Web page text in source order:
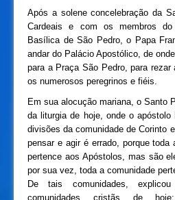
Após a solene concelebração da
Cardeais e com os membros do
Basílica de São Pedro, o Papa
andar do Palácio Apostólico, de
para a Praça São Pedro, para
os numerosos peregrinos e fiéis.
Em sua alocução mariana, o Santo
da liturgia de hoje, onde o
divisões da comunidade de Corinto
pensar e agir é errado, porque
pertence aos Apóstolos, mas são
por sua vez, toda a comunidade
De tais comunidades,
comunidades cristãs de